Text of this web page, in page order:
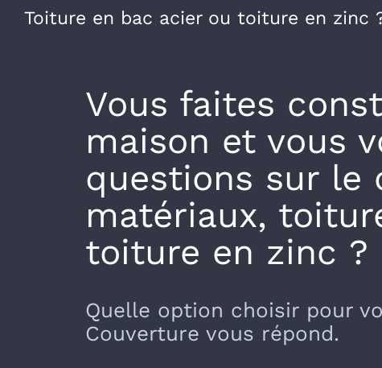
Toiture en bac acier ou toiture en zinc
Vous faites
maison et vous
questions sur le
matériaux,
toiture en zinc ?
Quelle option choisir pour
Couverture vous répond.